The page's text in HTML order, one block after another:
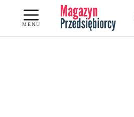
Przejdź
treści
MENU